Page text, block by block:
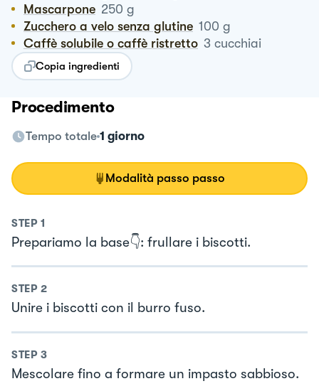
Mascarpone 250 g
Zucchero a velo senza glutine 100 g
Caffè solubile o caffè ristretto 3 cucchiai
Copia ingredienti
Procedimento
Tempo totale 1 giorno
Modalità passo passo
STEP 1
Prepariamo la base👇: frullare i biscotti.
STEP 2
Unire i biscotti con il burro fuso.
STEP 3
Mescolare fino a formare un impasto sabbioso.